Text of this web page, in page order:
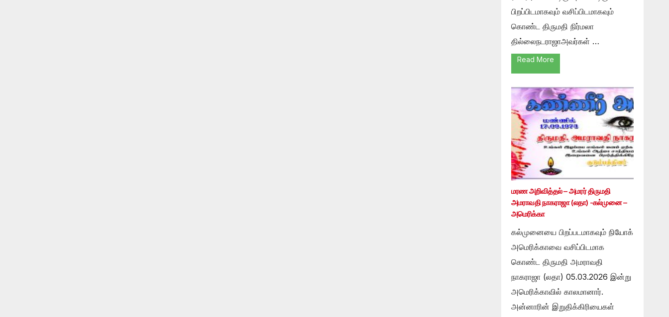
பிறப்பிடமாகவும் வசிப்பிடமாகவும்
கொண்ட திருமதி நிர்மலா
தில்லைநடராஜாஅவர்கள் …
Read More
மரண அறிவித்தல் – அமரர் திருமதி
அமராவதி நாகராஜா (லதா) -கல்முனை –
அமெரிக்கா
கல்முனையை பிறப்படமாகவும் நியோக்
அமெரிக்காவை வசிப்பிடமாக
கொண்ட திருமதி அமராவதி
நாகராஜா (லதா) 05.03.2026 இன்று
அமெரிக்காவில் காலமானார்.
அன்னாரின் இறுதிக்கிரியைகள்